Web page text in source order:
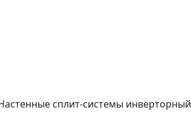
сплит-системы инверторный